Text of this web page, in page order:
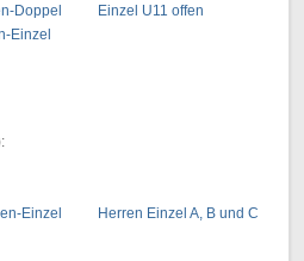
Doppel
Einzel U11 offen
Einzel
Einzel
Herren Einzel A, B und C